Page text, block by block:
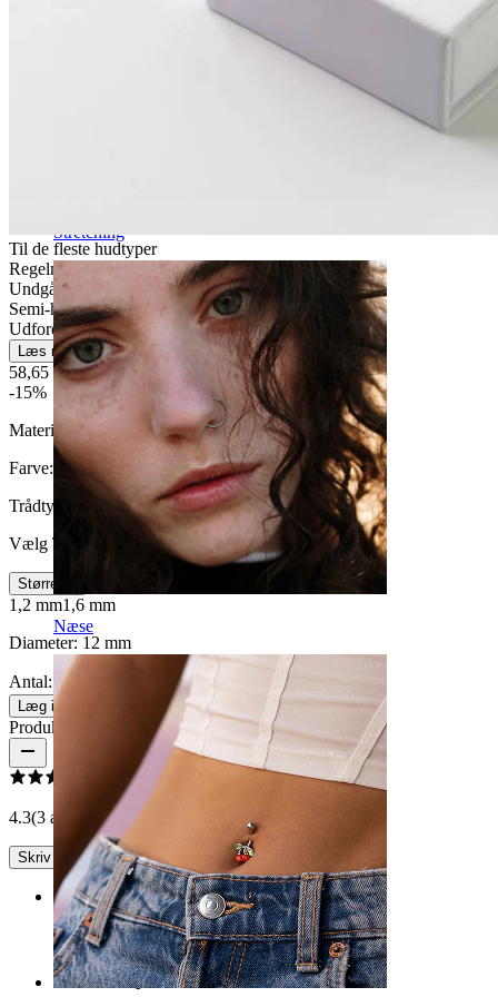
Stretching
Næse
Til de fleste hudtyper
Regelmæssig brug
Undgå vand
Semi-holdbar
Udfordrende
Læs mere
58,65 kr69,00 kr
-15%
Materiale:
Kirurgisk stål / Messing
Farve:
Blank
Trådtykkelse
Vælg Trådtykkelse
Størrelse
1,2 mm1,6 mm
Diameter: 12 mm
Antal: 1
Læg i kurv
Produktanmeldelser
4.3(3 anmeldelser)
Skriv en anmeldelse
Rating
Fantastisk produkt